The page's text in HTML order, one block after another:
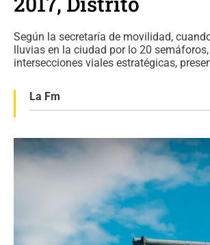
Según la secretaría de movilidad,
lluvias en la ciudad por lo 20
intersecciones viales estratégicas,
La Fm